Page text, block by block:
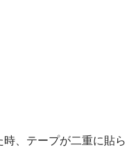
、テープが二重に貼ら